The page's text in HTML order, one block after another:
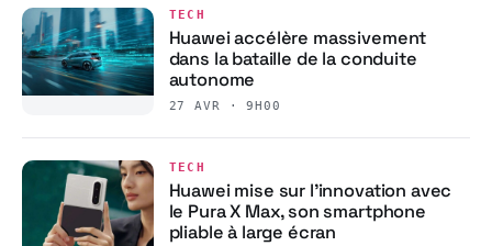
TECH
Huawei accélère massivement
dans la bataille de la conduite
autonome
27 AVR · 9H00
TECH
Huawei mise sur l’innovation avec
le Pura X Max, son smartphone
pliable à large écran